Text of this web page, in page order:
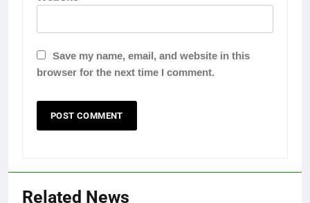
Save my name, email, and website in this
browser for the next time I comment.
Related News